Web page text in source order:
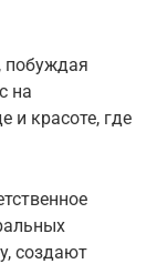
побуждая
на
и красоте, где
создают